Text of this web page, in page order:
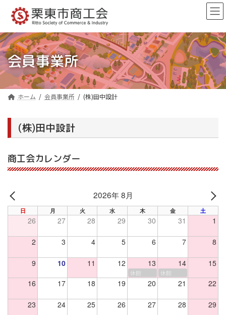
ン
ツ
へ
ス
キ
ッ
ー
シ
ョ
ン
に
移
会員事業所
ホーム 会員事業所 (株)田中設計
(株)田中設計
商工会カレンダー
PREV
2026年 8月
日 月 火 水 木 金 土
26 27 28 29 30 31 1
2 3 4 5 6 7 8
9 10 11 12 13 14 15
休館 休館
16 17 18 19 20 21 22
23 24 25 26 27 28 29